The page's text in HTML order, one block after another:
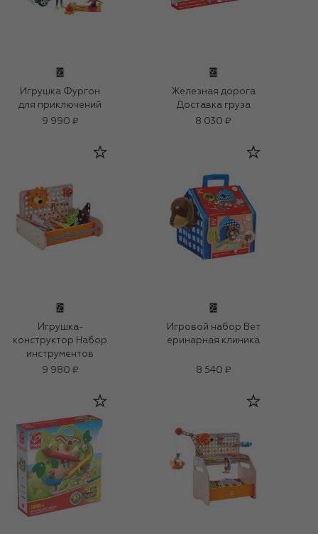
Игрушка Фургон
для приключений
9 990 ₽
Железная дорога
Доставка груза
8 030 ₽
Игрушка-
конструктор Набор
инструментов
9 980 ₽
Игровой набор Вет
еринарная клиника
8 540 ₽